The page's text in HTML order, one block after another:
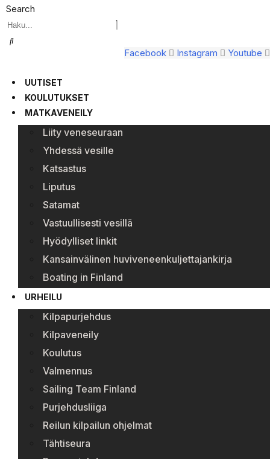
Search
Facebook Instagram Youtube
UUTISET
KOULUTUKSET
MATKAVENEILY
Liity veneseuraan
Yhdessä vesille
Katsastus
Liputus
Satamat
Vastuullisesti vesillä
Hyödylliset linkit
Kansainvälinen huviveneenkuljettajankirja
Boating in Finland
URHEILU
Kilpapurjehdus
Kilpaveneily
Koulutus
Valmennus
Sailing Team Finland
Purjehdusliiga
Reilun kilpailun ohjelmat
Tähtiseura